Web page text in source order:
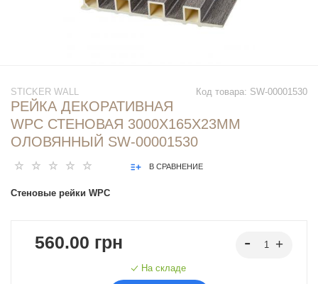
Код товара: SW-00001530
STICKER WALL
РЕЙКА ДЕКОРАТИВНАЯ
WPC СТЕНОВАЯ 3000Х165Х23ММ
ОЛОВЯННЫЙ SW-00001530
В СРАВНЕНИЕ
Стеновые рейки WPC
560.00 грн
На складе